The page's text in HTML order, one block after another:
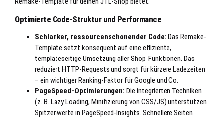
Optimierte Code-Struktur und Performance
Schlanker, ressourcenschonender Code: Das Remake-
Template setzt konsequent auf eine effiziente,
templateseitige Umsetzung aller Shop-Funktionen. Das
reduziert HTTP-Requests und sorgt für kürzere Ladezeiten
– ein wichtiger Ranking-Faktor für Google und Co.
PageSpeed-Optimierungen: Die integrierten Techniken
(z. B. Lazy Loading, Minifizierung von CSS/JS) unterstützen
Spitzenwerte in PageSpeed-Insights. Schnellere Seiten